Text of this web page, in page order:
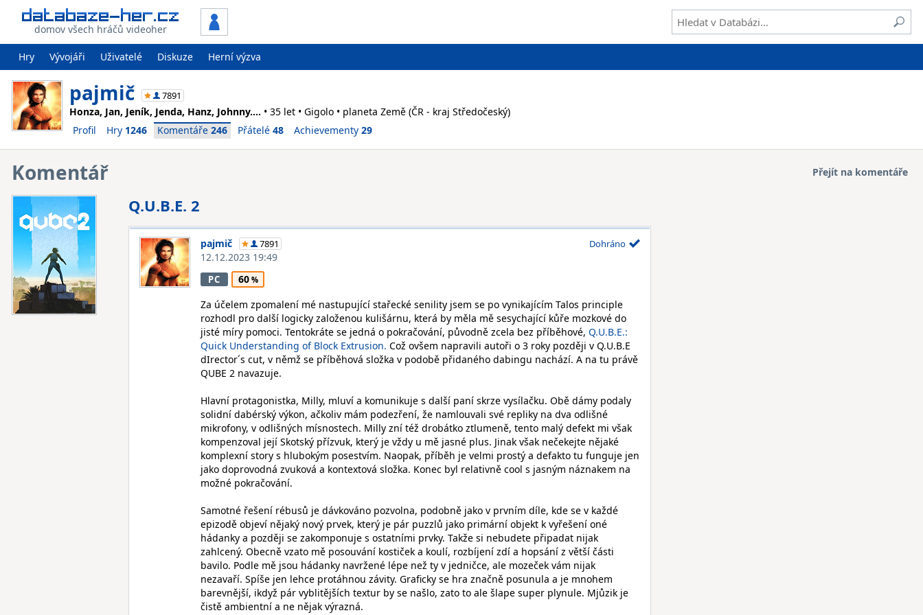
domov všech hráčů videoher
Hry Vývojáři Uživatelé Diskuze Herní výzva
pajmič 7891
Honza, Jan, Jeník, Jenda, Hanz, Johnny.... • 35 let • Gigolo • planeta Země (ČR - kraj Středočeský)
Profil
Hry 1246 Komentáře 246 Přátelé 48 Achievementy 29
Komentář Přejít na komentáře
Q.U.B.E. 2
pajmič 7891
12.12.2023 19:49
Dohráno
PC
60
Za účelem zpomalení mé nastupující stařecké senility jsem se po vynikajícím Talos principle
rozhodl pro další logicky založenou kulišárnu, která by měla mě sesychající kůře mozkové do
jisté míry pomoci. Tentokráte se jedná o pokračování, původně zcela bez příběhové, Q.U.B.E.:
Quick Understanding of Block Extrusion. Což ovšem napravili autoři o 3 roky později v Q.U.B.E
dIrector´s cut, v němž se příběhová složka v podobě přidaného dabingu nachází. A na tu právě
QUBE 2 navazuje.
Hlavní protagonistka, Milly, mluví a komunikuje s další paní skrze vysílačku. Obě dámy podaly
solidní dabérský výkon, ačkoliv mám podezření, že namlouvali své repliky na dva odlišné
mikrofony, v odlišných mísnostech. Milly zní též drobátko ztlumeně, tento malý defekt mi však
kompenzoval její Skotský přízvuk, který je vždy u mě jasné plus. Jinak však nečekejte nějaké
komplexní story s hlubokým posestvím. Naopak, příběh je velmi prostý a defakto tu funguje jen
jako doprovodná zvuková a kontextová složka. Konec byl relativně cool s jasným náznakem na
možné pokračování.
Samotné řešení rébusů je dávkováno pozvolna, podobně jako v prvním díle, kde se v každé
epizodě objeví nějaký nový prvek, který je pár puzzlů jako primární objekt k vyřešení oné
hádanky a později se zakomponuje s ostatními prvky. Takže si nebudete připadat nijak
zahlcený. Obecně vzato mě posouvání kostiček a koulí, rozbíjení zdí a hopsání z větší části
bavilo. Podle mě jsou hádanky navržené lépe než ty v jedničce, ale mozeček vám nijak
nezavaří. Spíše jen lehce protáhnou závity. Graficky se hra značně posunula a je mnohem
barevnější, ikdyž pár vyblitějších textur by se našlo, zato to ale šlape super plynule. Mjůzik je
čistě ambientní a ne nějak výrazná.